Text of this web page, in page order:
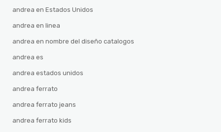
andrea en Estados Unidos
andrea en linea
andrea en nombre del diseño catalogos
andrea es
andrea estados unidos
andrea ferrato
andrea ferrato jeans
andrea ferrato kids